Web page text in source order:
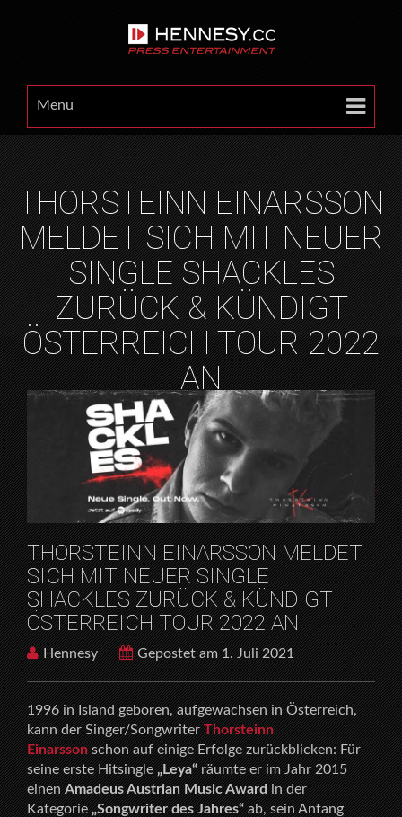
Menu
THORSTEINN EINARSSON
MELDET SICH MIT NEUER
SINGLE SHACKLES
ZURÜCK & KÜNDIGT
ÖSTERREICH TOUR 2022
AN
X
HOME
RELEASES
THORSTEINN EINARSSON MELDET SICH MIT NEUER
SINGLE SHACKLES ZURÜCK & KÜNDIGT ÖSTERREICH
TOUR 2022 AN
THORSTEINN EINARSSON MELDET
SICH MIT NEUER SINGLE
SHACKLES ZURÜCK & KÜNDIGT
ÖSTERREICH TOUR 2022 AN
Hennesy Gepostet am 1. Juli 2021
1996 in Island geboren, aufgewachsen in Österreich,
kann der Singer/SongwriterThorsteinn
Einarssonschon auf einige Erfolge zurückblicken: Für
seine erste Hitsingle„Leya“räumte er im Jahr 2015
einenAmadeus Austrian Music Awardin der
Kategorie„Songwriter des Jahres“ab, sein Anfang